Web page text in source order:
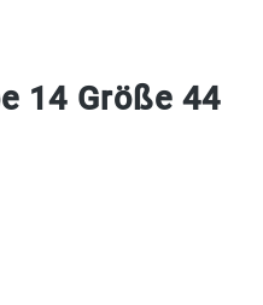
14 Größe 44